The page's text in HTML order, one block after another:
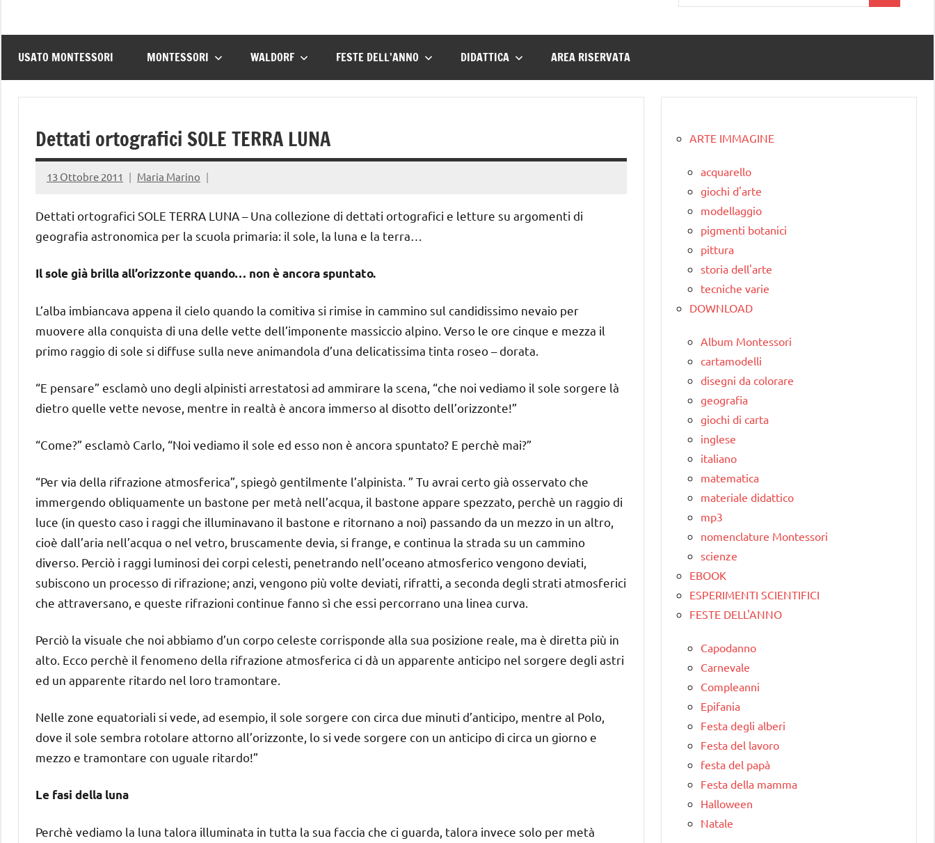
per:
USATO MONTESSORI MONTESSORI WALDORF FESTE DELL’ANNO DIDATTICA AREA RISERVATA
Dettati ortografici SOLE TERRA LUNA
13 Ottobre 2011 Maria Marino
Dettati ortografici SOLE TERRA LUNA – Una collezione di dettati ortografici e letture su argomenti di
geografia astronomica per la scuola primaria: il sole, la luna e la terra…
Il sole già brilla all’orizzonte quando… non è ancora spuntato.
L’alba imbiancava appena il cielo quando la comitiva si rimise in cammino sul candidissimo nevaio per
muovere alla conquista di una delle vette dell’imponente massiccio alpino. Verso le ore cinque e mezza il
primo raggio di sole si diffuse sulla neve animandola d’una delicatissima tinta roseo – dorata.
“E pensare” esclamò uno degli alpinisti arrestatosi ad ammirare la scena, “che noi vediamo il sole sorgere là
dietro quelle vette nevose, mentre in realtà è ancora immerso al disotto dell’orizzonte!”
“Come?” esclamò Carlo, “Noi vediamo il sole ed esso non è ancora spuntato? E perchè mai?”
“Per via della rifrazione atmosferica”, spiegò gentilmente l’alpinista. ” Tu avrai certo già osservato che
immergendo obliquamente un bastone per metà nell’acqua, il bastone appare spezzato, perchè un raggio di
luce (in questo caso i raggi che illuminavano il bastone e ritornano a noi) passando da un mezzo in un altro,
cioè dall’aria nell’acqua o nel vetro, bruscamente devia, si frange, e continua la strada su un cammino
diverso. Perciò i raggi luminosi dei corpi celesti, penetrando nell’oceano atmosferico vengono deviati,
subiscono un processo di rifrazione; anzi, vengono più volte deviati, rifratti, a seconda degli strati atmosferici
che attraversano, e queste rifrazioni continue fanno sì che essi percorrano una linea curva.
Perciò la visuale che noi abbiamo d’un corpo celeste corrisponde alla sua posizione reale, ma è diretta più in
alto. Ecco perchè il fenomeno della rifrazione atmosferica ci dà un apparente anticipo nel sorgere degli astri
ed un apparente ritardo nel loro tramontare.
Nelle zone equatoriali si vede, ad esempio, il sole sorgere con circa due minuti d’anticipo, mentre al Polo,
dove il sole sembra rotolare attorno all’orizzonte, lo si vede sorgere con un anticipo di circa un giorno e
mezzo e tramontare con uguale ritardo!”
Le fasi della luna
Perchè vediamo la luna talora illuminata in tutta la sua faccia che ci guarda, talora invece solo per metà
ARTE IMMAGINE
acquarello
giochi d'arte
modellaggio
pigmenti botanici
pittura
storia dell'arte
tecniche varie
DOWNLOAD
Album Montessori
cartamodelli
disegni da colorare
geografia
giochi di carta
inglese
italiano
matematica
materiale didattico
mp3
nomenclature Montessori
scienze
EBOOK
ESPERIMENTI SCIENTIFICI
FESTE DELL'ANNO
Capodanno
Carnevale
Compleanni
Epifania
Festa degli alberi
Festa del lavoro
festa del papà
Festa della mamma
Halloween
Natale